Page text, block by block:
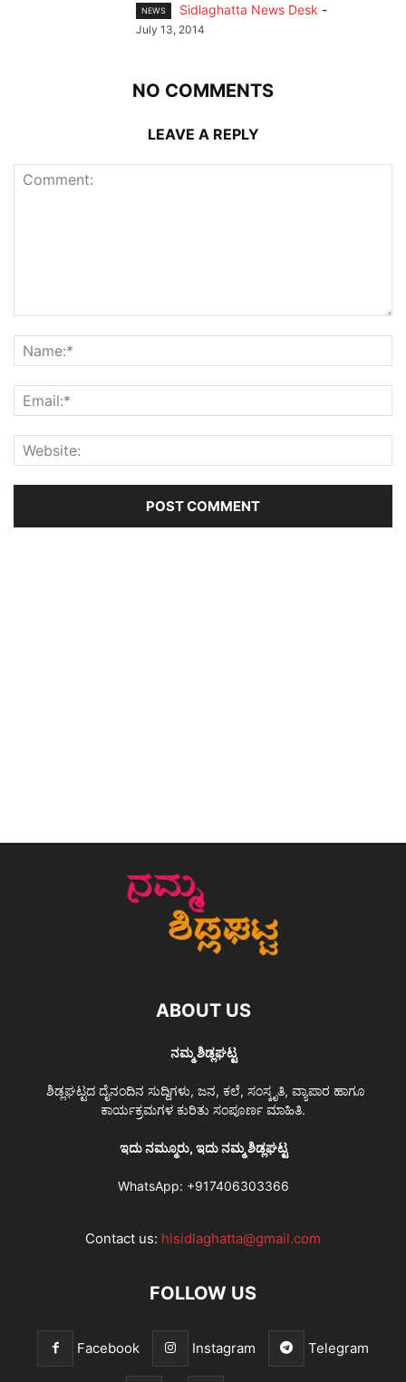
NEWS Sidlaghatta News Desk -
July 13, 2014
NO COMMENTS
LEAVE A REPLY
ABOUT US
ನಮ್ಮ ಶಿಡ್ಲಘಟ್ಟ
ಶಿಡ್ಲಘಟ್ಟದ ದೈನಂದಿನ ಸುದ್ದಿಗಳು, ಜನ, ಕಲೆ, ಸಂಸ್ಕೃತಿ, ವ್ಯಾಪಾರ ಹಾಗೂ
ಕಾರ್ಯಕ್ರಮಗಳ ಕುರಿತು ಸಂಪೂರ್ಣ ಮಾಹಿತಿ.
ಇದು ನಮ್ಮೂರು, ಇದು ನಮ್ಮ ಶಿಡ್ಲಘಟ್ಟ
WhatsApp: +917406303366
Contact us: hisidlaghatta@gmail.com
FOLLOW US
Facebook Instagram Telegram